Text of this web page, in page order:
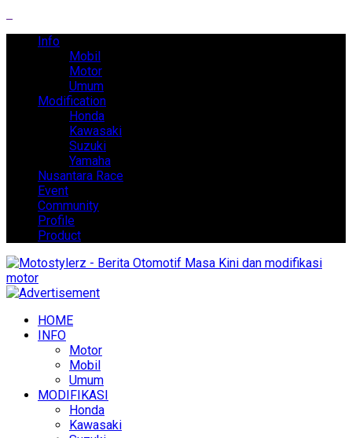
Info
Mobil
Motor
Umum
Modification
Honda
Kawasaki
Suzuki
Yamaha
Nusantara Race
Event
Community
Profile
Product
HOME
INFO
Motor
Mobil
Umum
MODIFIKASI
Honda
Kawasaki